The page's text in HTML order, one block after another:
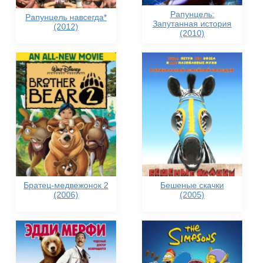
Рапунцель навсегда*
(2012)
Рапунцель:
Запутанная история
(2010)
Братец-медвежонок 2
(2006)
Бешеные скачки
(2005)